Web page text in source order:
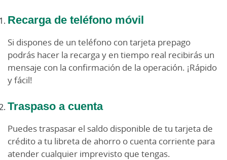
Recarga de teléfono móvil
Si dispones de un teléfono con tarjeta prepago
podrás hacer la recarga y en tiempo real recibirás un
mensaje con la confirmación de la operación. ¡Rápido
y fácil!
Traspaso a cuenta
Puedes traspasar el saldo disponible de tu tarjeta de
crédito a tu libreta de ahorro o cuenta corriente para
atender cualquier imprevisto que tengas.